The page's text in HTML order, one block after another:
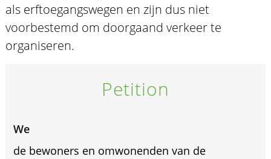
als erftoegangswegen en zijn dus niet
voorbestemd om doorgaand verkeer te
organiseren.
Petition
We
de bewoners en omwonenden van de